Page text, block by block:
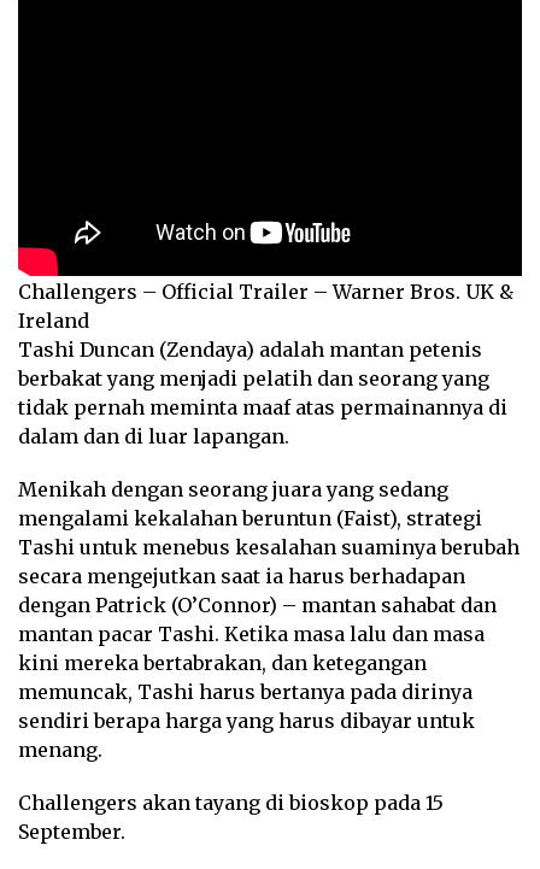
Challengers – Official Trailer – Warner Bros. UK &
Ireland
Tashi Duncan (Zendaya) adalah mantan petenis
berbakat yang menjadi pelatih dan seorang yang
tidak pernah meminta maaf atas permainannya di
dalam dan di luar lapangan.
Menikah dengan seorang juara yang sedang
mengalami kekalahan beruntun (Faist), strategi
Tashi untuk menebus kesalahan suaminya berubah
secara mengejutkan saat ia harus berhadapan
dengan Patrick (O’Connor) – mantan sahabat dan
mantan pacar Tashi. Ketika masa lalu dan masa
kini mereka bertabrakan, dan ketegangan
memuncak, Tashi harus bertanya pada dirinya
sendiri berapa harga yang harus dibayar untuk
menang.
Challengers akan tayang di bioskop pada 15
September.